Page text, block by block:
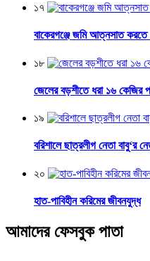
১৭
বাকেরগঞ্জে জমি আত্নসাত করতে
১৮
জেলের বড়শীতে ধরা ১৬ কেজির
১৯
বরিশালে ছাত্রলীগ নেতা বাবু‘র
২০
হাত-পাবিহীন করিমের জীবনযুদ্ধ
আমাদের ফেসবুক পাতা